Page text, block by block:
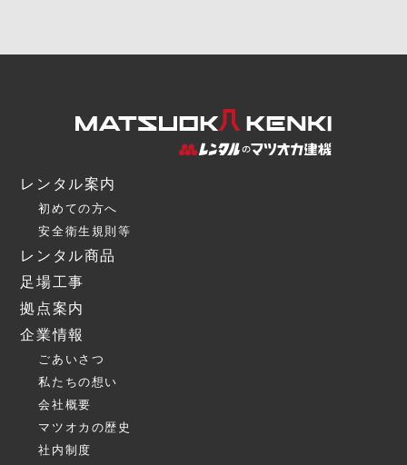
レンタル案内
初めての方へ
安全衛生規則等
レンタル商品
足場工事
拠点案内
企業情報
ごあいさつ
私たちの想い
会社概要
マツオカの歴史
社内制度